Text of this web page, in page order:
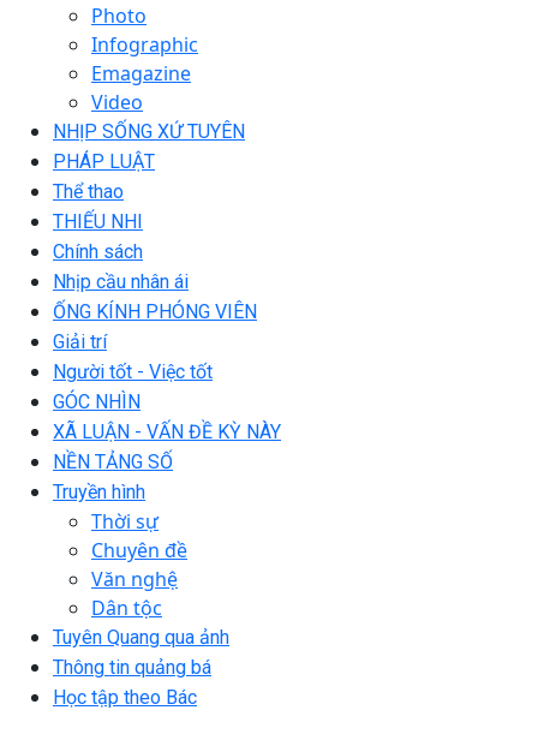
Photo
Infographic
Emagazine
Video
NHỊP SỐNG XỨ TUYÊN
PHÁP LUẬT
Thể thao
THIẾU NHI
Chính sách
Nhịp cầu nhân ái
ỐNG KÍNH PHÓNG VIÊN
Giải trí
Người tốt - Việc tốt
GÓC NHÌN
XÃ LUẬN - VẤN ĐỀ KỲ NÀY
NỀN TẢNG SỐ
Truyền hình
Thời sự
Chuyên đề
Văn nghệ
Dân tộc
Tuyên Quang qua ảnh
Thông tin quảng bá
Học tập theo Bác